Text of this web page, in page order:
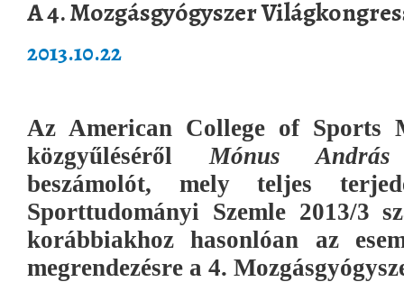
A 4. Mozgásgyógyszer
2013.10.22
Az American College of Sports
közgyűlésérőlMónus András
beszámolót, mely teljes
Sporttudományi Szemle 2013/3
korábbiakhoz hasonlóan az
megrendezésre a 4.